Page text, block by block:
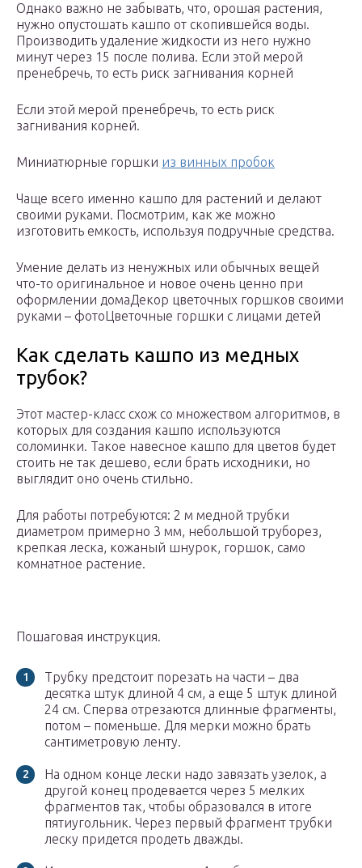
Однако важно не забывать, что, орошая растения,
нужно опустошать кашпо от скопившейся воды.
Производить удаление жидкости из него нужно
минут через 15 после полива. Если этой мерой
пренебречь, то есть риск загнивания корней
Если этой мерой пренебречь, то есть риск
загнивания корней.
Миниатюрные горшки из винных пробок
Чаще всего именно кашпо для растений и делают
своими руками. Посмотрим, как же можно
изготовить емкость, используя подручные средства.
Умение делать из ненужных или обычных вещей
что-то оригинальное и новое очень ценно при
оформлении домаДекор цветочных горшков своими
руками – фотоЦветочные горшки с лицами детей
Как сделать кашпо из медных
трубок?
Этот мастер-класс схож со множеством алгоритмов, в
которых для создания кашпо используются
соломинки. Такое навесное кашпо для цветов будет
стоить не так дешево, если брать исходники, но
выглядит оно очень стильно.
Для работы потребуются: 2 м медной трубки
диаметром примерно 3 мм, небольшой труборез,
крепкая леска, кожаный шнурок, горшок, само
комнатное растение.
Пошаговая инструкция.
Трубку предстоит порезать на части – два
десятка штук длиной 4 см, а еще 5 штук длиной
24 см. Сперва отрезаются длинные фрагменты,
потом – поменьше. Для мерки можно брать
сантиметровую ленту.
На одном конце лески надо завязать узелок, а
другой конец продевается через 5 мелких
фрагментов так, чтобы образовался в итоге
пятиугольник. Через первый фрагмент трубки
леску придется продеть дважды.